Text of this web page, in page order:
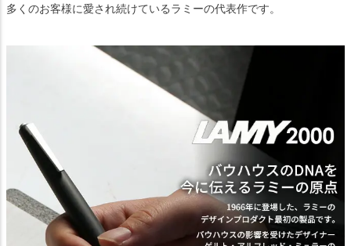
多くのお客様に愛され続けているラミーの代表作です。